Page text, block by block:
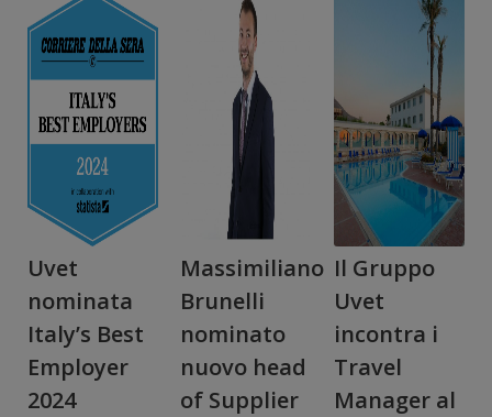
Uvet
nominata
Italy’s Best
Employer
2024
Massimiliano
Brunelli
nominato
nuovo head
of Supplier
Il Gruppo
Uvet
incontra i
Travel
Manager al